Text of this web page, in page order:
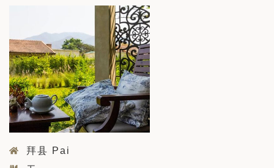
拜县 Pai